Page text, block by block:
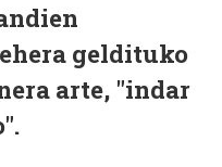
geldituko
arte, "indar